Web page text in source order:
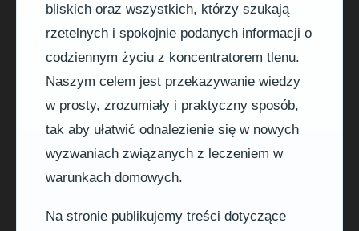
bliskich oraz wszystkich, którzy szukają
rzetelnych i spokojnie podanych informacji o
codziennym życiu z koncentratorem tlenu.
Naszym celem jest przekazywanie wiedzy
w prosty, zrozumiały i praktyczny sposób,
tak aby ułatwić odnalezienie się w nowych
wyzwaniach związanych z leczeniem w
warunkach domowych.
Na stronie publikujemy treści dotyczące